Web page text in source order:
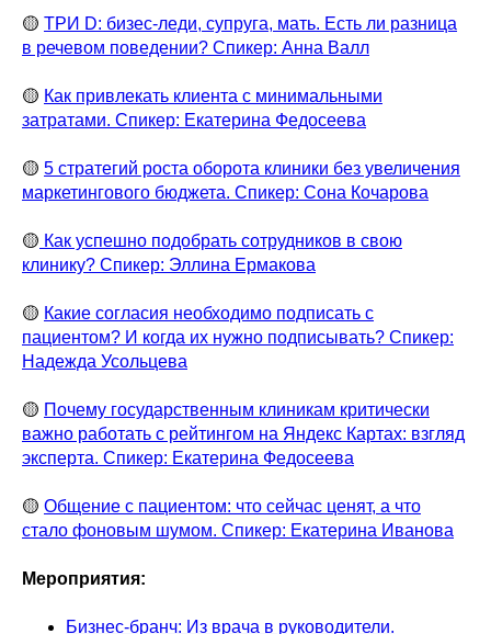
🟡 ТРИ D: бизес-леди, супруга, мать. Есть ли разница
в речевом поведении? Спикер: Анна Валл
🟡 Как привлекать клиента с минимальными
затратами. Спикер: Екатерина Федосеева
🟡 5 стратегий роста оборота клиники без увеличения
маркетингового бюджета. Спикер: Сона Кочарова
🟡 Как успешно подобрать сотрудников в свою
клинику? Спикер: Эллина Ермакова
🟡 Какие согласия необходимо подписать с
пациентом? И когда их нужно подписывать? Спикер:
Надежда Усольцева
🟡 Почему государственным клиникам критически
важно работать с рейтингом на Яндекс Картах: взгляд
эксперта. Спикер: Екатерина Федосеева
🟡 Общение с пациентом: что сейчас ценят, а что
стало фоновым шумом. Спикер: Екатерина Иванова
Мероприятия:
Бизнес-бранч: Из врача в руководители.